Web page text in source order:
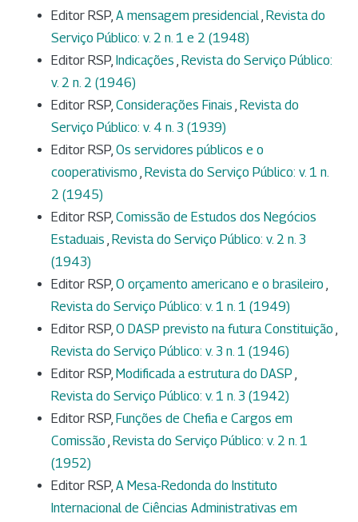
Editor RSP, A mensagem presidencial, Revista do
Serviço Público: v. 2 n. 1 e 2 (1948)
Editor RSP, Indicações , Revista do Serviço Público:
v. 2 n. 2 (1946)
Editor RSP, Considerações Finais , Revista do
Serviço Público: v. 4 n. 3 (1939)
Editor RSP, Os servidores públicos e o
cooperativismo , Revista do Serviço Público: v. 1 n.
2 (1945)
Editor RSP, Comissão de Estudos dos Negócios
Estaduais , Revista do Serviço Público: v. 2 n. 3
(1943)
Editor RSP, O orçamento americano e o brasileiro ,
Revista do Serviço Público: v. 1 n. 1 (1949)
Editor RSP, O DASP previsto na futura Constituição ,
Revista do Serviço Público: v. 3 n. 1 (1946)
Editor RSP, Modificada a estrutura do DASP ,
Revista do Serviço Público: v. 1 n. 3 (1942)
Editor RSP, Funções de Chefia e Cargos em
Comissão , Revista do Serviço Público: v. 2 n. 1
(1952)
Editor RSP, A Mesa-Redonda do Instituto
Internacional de Ciências Administrativas em